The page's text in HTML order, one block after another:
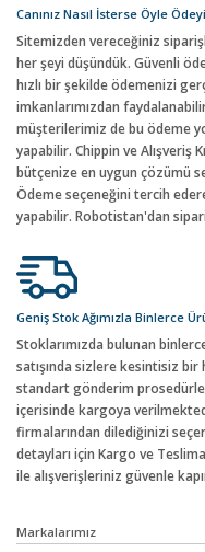
Canınız Nasıl İsterse Öyle
Sitemizden vereceğiniz
her şeyi düşündük. Güvenli
hızlı bir şekilde ödemenizi
imkanlarımızdan
müşterilerimiz de bu ödeme
yapabilir. Chippin ve Alışveriş
bütçenize en uygun çözümü
Ödeme seçeneğini tercih
yapabilir. Robotistan'dan
Geniş Stok Ağımızla Binlerce
Stoklarımızda bulunan
satışında sizlere kesintisiz
standart gönderim
içerisinde kargoya
firmalarından dilediğinizi
detayları için Kargo ve
ile alışverişleriniz güvenle
Markalarımız